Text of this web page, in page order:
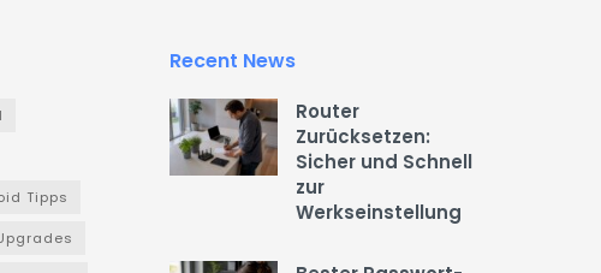
Tipps
Recent News
Router
Zurücksetzen:
Sicher und Schnell
zur
Werkseinstellung